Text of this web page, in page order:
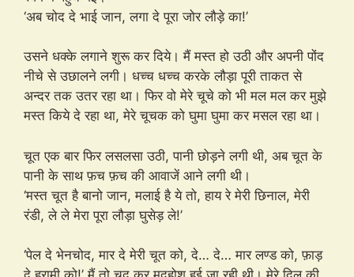
‘अब चोद दे भाई जान, लगा दे पूरा जोर लौड़े का!’
उसने धक्के लगाने शुरू कर दिये। मैं मस्त हो उठी और अपनी पोंद
नीचे से उछालने लगी। धच्च धच्च करके लौड़ा पूरी ताकत से
अन्दर तक उतर रहा था। फिर वो मेरे चूचे को भी मल मल कर मुझे
मस्त किये दे रहा था, मेरे चूचक को घुमा घुमा कर मसल रहा था।
चूत एक बार फिर लसलसा उठी, पानी छोड़ने लगी थी, अब चूत के
पानी के साथ फ़च फ़च की आवाजें आने लगी थी।
‘मस्त चूत है बानो जान, मलाई है ये तो, हाय रे मेरी छिनाल, मेरी
रंडी, ले ले मेरा पूरा लौड़ा घुसेड़ ले!’
‘पेल दे भेनचोद, मार दे मेरी चूत को, दे… दे… मार लण्ड को, फ़ाड़